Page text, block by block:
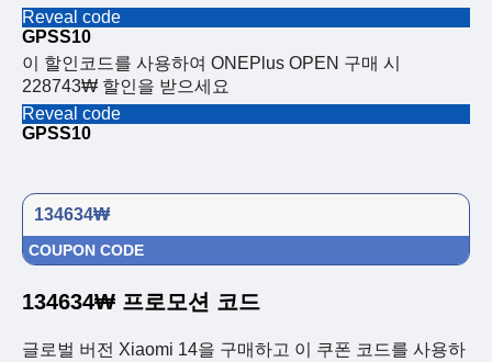
Reveal code
GPSS10
이 할인코드를 사용하여 ONEPlus OPEN 구매 시
228743₩ 할인을 받으세요
Reveal code
GPSS10
134634₩
COUPON CODE
134634₩ 프로모션 코드
글로벌 버전 Xiaomi 14을 구매하고 이 쿠폰 코드를 사용하